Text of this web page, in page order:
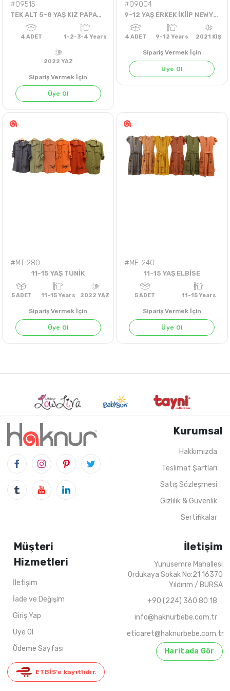
#09515
TEK ALT 5-8 YAŞ KIZ PAPATYA ÇİÇEKLİ ŞORT
Sipariş Vermek İçin
Üye Ol
#09004
9-12 YAŞ ERKEK İKİİP NEWYORK CITY TEK SWEAT
Sipariş Vermek İçin
Üye Ol
#MT-280
11-15 YAŞ TUNİK
5 ADET 11-15 Years
Sipariş Vermek İçin
Üye Ol
#ME-240
11-15 YAŞ ELBİSE
ADET 11-15
Sipariş Vermek İçin
Üye Ol
Kurumsal
Hakkımızda
Teslimat Şartları
Satış Sözleşmesi
Gizlilik & Güvenlik
Sertifikalar
Müşteri
Hizmetleri
İletişim
İade ve Değişim
Giriş Yap
Üye Ol
Ödeme Sayfası
ETBİS’e kayıtlıdır.
İletişim
Yunusemre Mahallesi
Ordukaya Sokak No:21 16370
Yıldırım / BURSA
+90 (224) 360 80 18
info@haknurbebe.com.tr
eticaret@haknurbebe.com.tr
Haritada Gör